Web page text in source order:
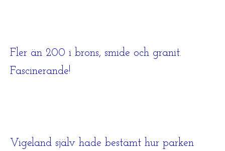
Fler än 200 i brons, smide och granit.
Fascinerande!
Vigeland själv hade bestämt hur parken